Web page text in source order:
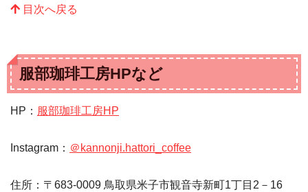
目次へ戻る
服部珈琲工房HPなど
HP： 服部珈琲工房HP
Instagram： ＠kannonji.hattori_coffee
住所：〒683-0009 鳥取県米子市観音寺新町1丁目2－16